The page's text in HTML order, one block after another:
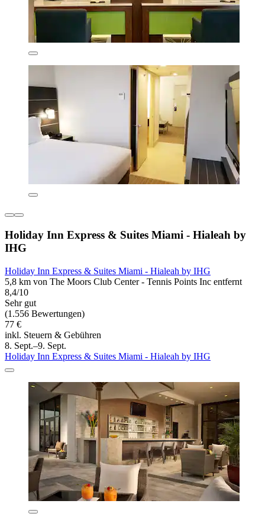
Holiday Inn Express & Suites Miami - Hialeah by
IHG
Holiday Inn Express & Suites Miami - Hialeah by IHG
5,8 km von The Moors Club Center - Tennis Points Inc entfernt
8,4/10
Sehr gut
(1.556 Bewertungen)
77 €
inkl. Steuern & Gebühren
8. Sept.–9. Sept.
Holiday Inn Express & Suites Miami - Hialeah by IHG